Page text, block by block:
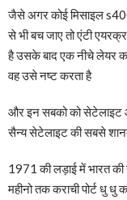
जैसे अगर कोई मिसाइल
से भी बच जाए तो एंटी
है उसके बाद एक नीचे लेयर
वह उसे नष्ट करता है
और इन सबको को सेटेलाइट
सैन्य सेटेलाइट की सबसे
1971 की लड़ाई में भारत की
महीनो तक कराची पोर्ट धु